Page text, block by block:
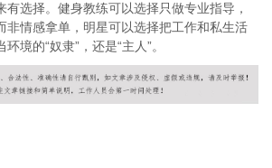
有选择。健身教练可以选择只做专业指导，
非情感拿单，明星可以选择把工作和私生活
境的“奴隶”，还是“主人”。